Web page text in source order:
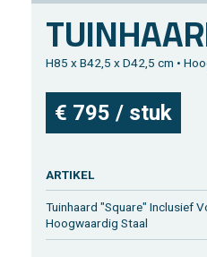
H85 x B42,5 x D42,5 cm •
€ 795 / stuk
AR­TI­KEL
Tuin­haard "Squa­re" In­clu­sief
Hoog­waar­dig Staal